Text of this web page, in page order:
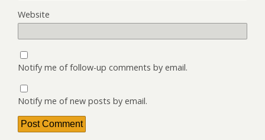
Website
Notify me of follow-up comments by email.
Notify me of new posts by email.